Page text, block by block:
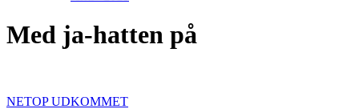
Med ja-hatten på
NETOP UDKOMMET